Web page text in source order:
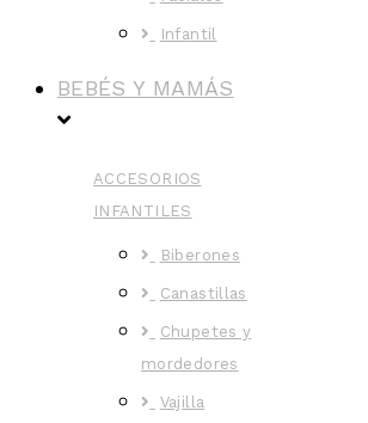
Infantil
BEBÉS Y MAMÁS
ACCESORIOS
INFANTILES
Biberones
Canastillas
Chupetes y
mordedores
Vajilla